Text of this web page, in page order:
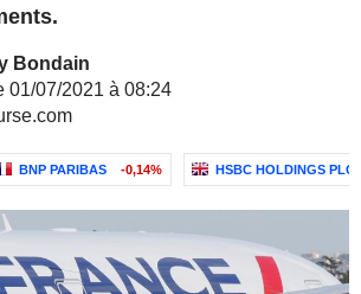
Bondain
01/07/2021 à 08:24
BNP PARIBAS -0,14% HSBC HOLDINGS PLC